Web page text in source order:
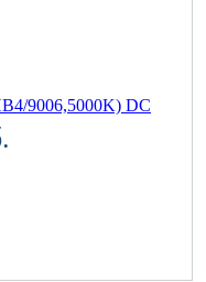
9006,5000K) DC